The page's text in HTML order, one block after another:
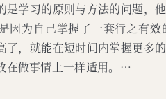
是学习的原则与方法的问题，
因为自己掌握了一套行之有
，就能在短时间内掌握更多
在做事情上一样适用。…